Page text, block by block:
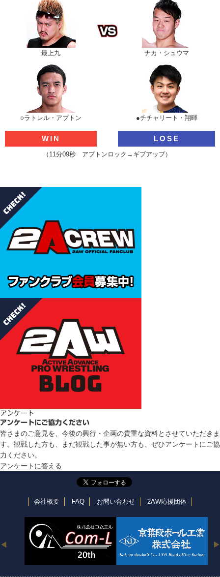
最上九
○ラトレル・アプトン
ナカ・シュウマ
●チチャリート・翔暉
WIN LOSE
（11分09秒 アプトンロック→ギブアップ）
アンケート
アンケートにご協力ください
皆さまのご意見を、今後の興行・企画の貴重な資料とさせていただきま
す。観戦した方も、まだ観戦した事が無い方も、ぜひアンケートにご協
力ください。
アンケートに答える
会社概要 FAQ お問い合わせ 2AW応援団体